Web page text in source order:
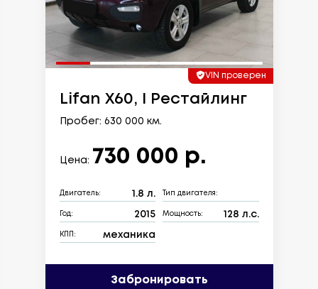
VIN проверен
Lifan X60, I Рестайлинг
Пробег: 630 000 км.
Цена: 730 000 р.
Двигатель: 1.8 л. Тип двигателя:
Год: 2015 Мощность: 128 л.с.
КПП: механика
Забронировать